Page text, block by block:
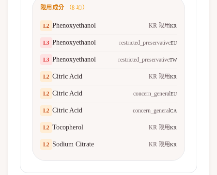
限用成分 （8 項）
L2 Phenoxyethanol KR 限用KR
L3 Phenoxyethanol restricted_preservativeEU
L3 Phenoxyethanol restricted_preservativeTW
L2 Citric Acid KR 限用KR
L2 Citric Acid concern_generalEU
L2 Citric Acid concern_generalCA
L2 Tocopherol KR 限用KR
L2 Sodium Citrate KR 限用KR